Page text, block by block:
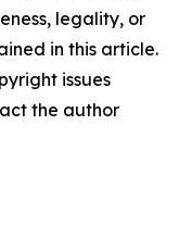
legality, or
in this article.
issues
the author